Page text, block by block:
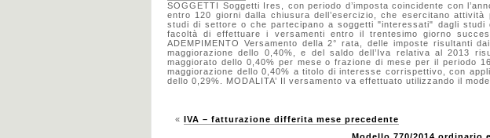
SOGGETTI Soggetti Ires, con periodo d’imposta coincidente con
entro 120 giorni dalla chiusura dell’esercizio, che esercitano
studi di settore o che partecipano a soggetti "interessati" dagli
facoltà di effettuare i versamenti entro il trentesimo giorno
ADEMPIMENTO Versamento della 2° rata, delle imposte risultanti
maggiorazione dello 0,40%, e del saldo dell’Iva relativa al 2013
maggiorato dello 0,40% per mese o frazione di mese per il periodo
maggiorazione dello 0,40% a titolo di interesse corrispettivo, con
dello 0,29%. MODALITA’ Il versamento va effettuato utilizzando il
« IVA – fatturazione differita mese precedente